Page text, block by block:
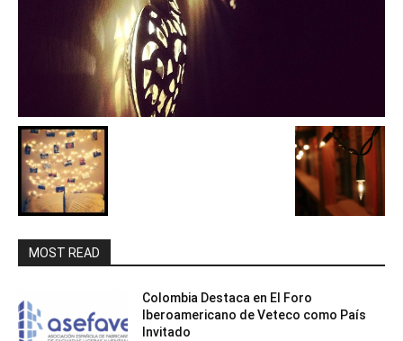
MOST READ
Colombia Destaca en El Foro
Iberoamericano de Veteco como País
Invitado